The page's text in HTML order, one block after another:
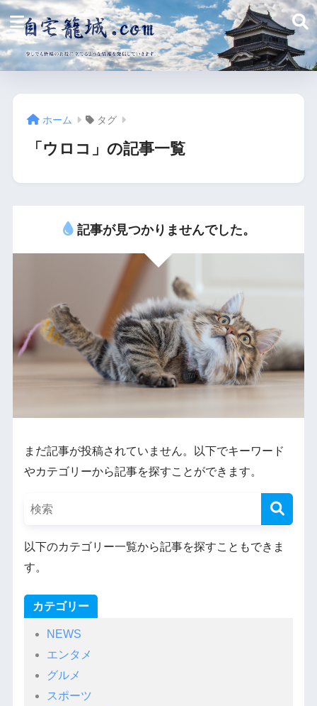
ホーム タグ
「ウロコ」の記事一覧
記事が見つかりませんでした。
まだ記事が投稿されていません。以下でキーワード
やカテゴリーから記事を探すことができます。
以下のカテゴリー一覧から記事を探すこともできま
す。
カテゴリー
NEWS
エンタメ
グルメ
スポーツ